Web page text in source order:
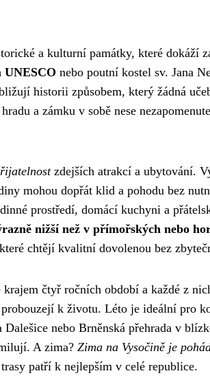
a kulturní památky, které dokáží
UNESCO nebo poutní kostel sv. Jana
historii způsobem, který žádná
a zámku v sobě nese
zdejších atrakcí a ubytování.
mohou dopřát klid a pohodu bez
prostředí, domácí kuchyni a
nižší než v přímořských nebo
chtějí kvalitní dovolenou bez
čtyř ročních období a každé z
k životu. Léto je ideální pro
nebo Brněnská přehrada v
A zima? Zima na Vysočině je
patří k nejlepším v celé republice.